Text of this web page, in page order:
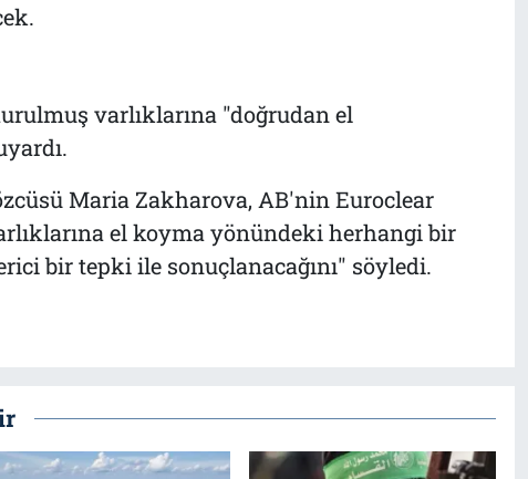
varlıklarına "doğrudan el
Maria Zakharova, AB'nin Euroclear
el koyma yönündeki herhangi bir
bir tepki ile sonuçlanacağını" söyledi.